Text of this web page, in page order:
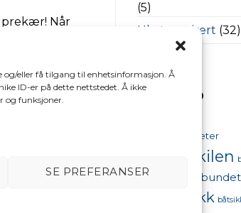
og/eller få tilgang til enhetsinformasjon. Å
ID-er på dette nettstedet. Å ikke
og funksjoner.
SE PREFERANSER
prekær! Når
båtfolket ut av
KNBF
(5)
Ukategorisert (32)
STIKKORD
aktiviteter
bestumkilen
sjøen
båtforbundet
båtpolitikk